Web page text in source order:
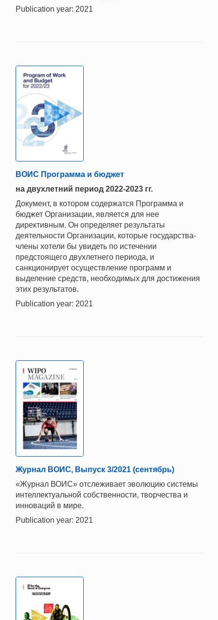
Publication year: 2021
ВОИС Программа и бюджет
на двухлетний период 2022-2023 гг.
Документ, в котором содержатся Программа и
бюджет Организации, является для нее
директивным. Он определяет результаты
деятельности Организации, которые государства-
члены хотели бы увидеть по истечении
предстоящего двухлетнего периода, и
санкционирует осуществление программ и
выделение средств, необходимых для достижения
этих результатов.
Publication year: 2021
Журнал ВОИС, Выпуск 3/2021 (сентябрь)
«Журнал ВОИС» отслеживает эволюцию системы
интеллектуальной собственности, творчества и
инноваций в мире.
Publication year: 2021